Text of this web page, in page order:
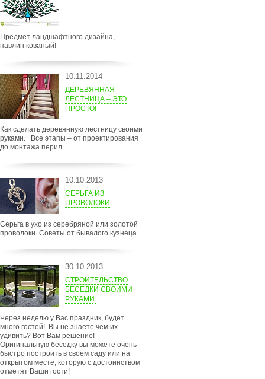
Предмет ландшафтного дизайна, -
павлин кованый!
10.11.2014
ДЕРЕВЯННАЯ
ЛЕСТНИЦА – ЭТО
ПРОСТО!
Как сделать деревянную лестницу своими
руками. Все этапы – от проектирования
до монтажа перил.
10.10.2013
СЕРЬГА ИЗ
ПРОВОЛОКИ
Серьга в ухо из серебряной или золотой
проволоки. Советы от бывалого кузнеца.
30.10.2013
СТРОИТЕЛЬСТВО
БЕСЕДКИ СВОИМИ
РУКАМИ.
Через неделю у Вас праздник, будет
много гостей! Вы не знаете чем их
удивить? Вот Вам решение!
Оригинальную беседку вы можете очень
быстро построить в своём саду или на
открытом месте, которую с достоинством
отметят Ваши гости!